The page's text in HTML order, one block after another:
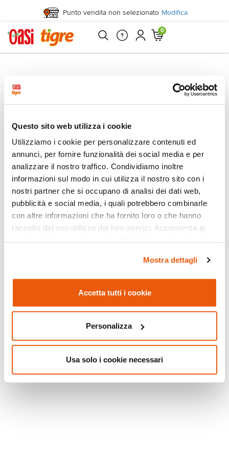
Questo sito web utilizza i cookie
Utilizziamo i cookie per personalizzare contenuti ed
annunci, per fornire funzionalità dei social media e per
analizzare il nostro traffico. Condividiamo inoltre
informazioni sul modo in cui utilizza il nostro sito con i
nostri partner che si occupano di analisi dei dati web,
pubblicità e social media, i quali potrebbero combinarle
con altre informazioni che ha fornito loro o che hanno
raccolto dal suo utilizzo dei loro servizi. Acconsenta ai
Mostra dettagli
Accetta tutti i cookie
Personalizza
Usa solo i cookie necessari
Punto vendita non selezionato Modifica
0